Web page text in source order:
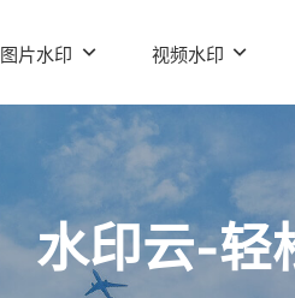
图片水印 视频水印
水印云-轻